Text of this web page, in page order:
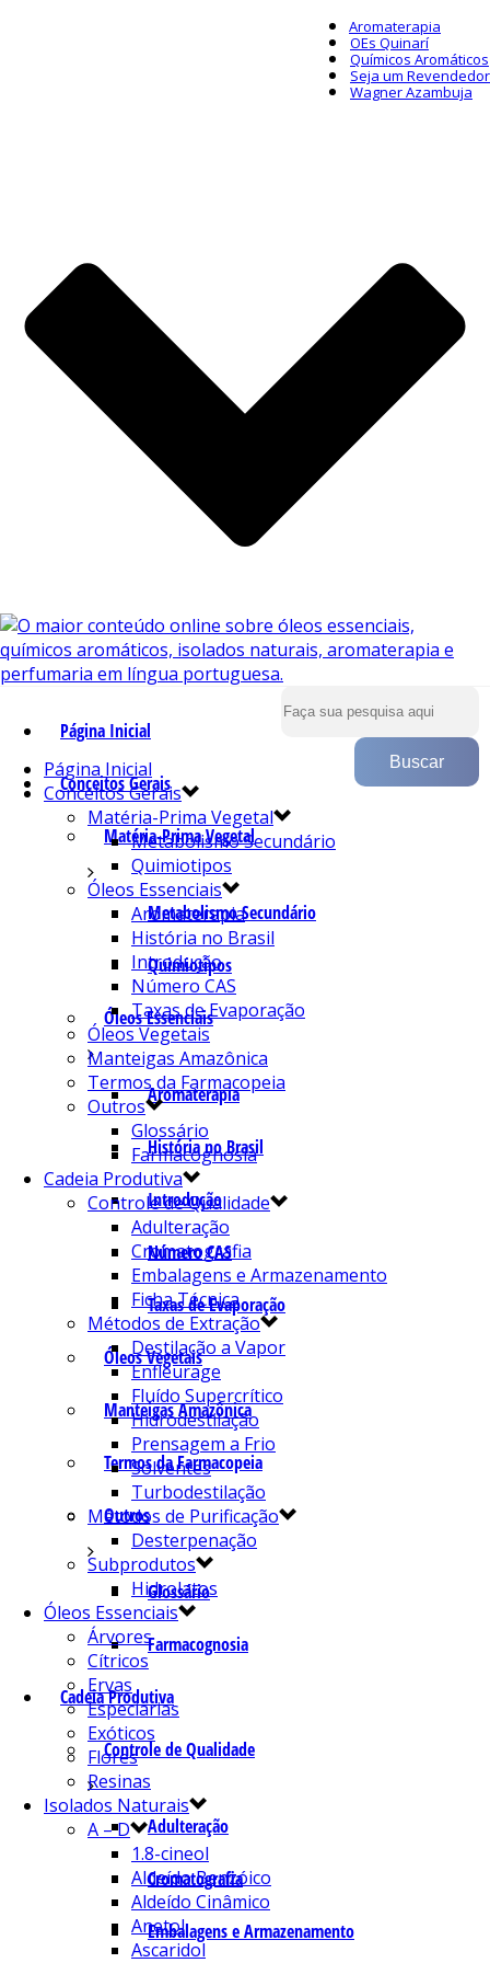
Aromaterapia
OEs Quinarí
Químicos Aromáticos
Seja um Revendedor
Wagner Azambuja
Página Inicial
Conceitos Gerais
Matéria-Prima Vegetal
Metabolismo Secundário
Quimiotipos
Óleos Essenciais
Aromaterapia
História no Brasil
Introdução
Número CAS
Taxas de Evaporação
Óleos Vegetais
Manteigas Amazônica
Termos da Farmacopeia
Outros
Glossário
Farmacognosia
Cadeia Produtiva
Controle de Qualidade
Adulteração
Cromatografia
Embalagens e Armazenamento
Página Inicial
Conceitos Gerais
Matéria-Prima Vegetal
Metabolismo Secundário
Quimiotipos
Óleos Essenciais
Aromaterapia
História no Brasil
Introdução
Número CAS
Taxas de Evaporação
Óleos Vegetais
Manteigas Amazônica
Termos da Farmacopeia
Outros
Glossário
Farmacognosia
Cadeia Produtiva
Controle de Qualidade
Adulteração
Cromatografia
Embalagens e Armazenamento
Ficha Técnica
Métodos de Extração
Destilação a Vapor
Enfleurage
Fluído Supercrítico
Hidrodestilação
Prensagem a Frio
Solventes
Turbodestilação
Métodos de Purificação
Desterpenação
Subprodutos
Hidrolatos
Óleos Essenciais
Árvores
Cítricos
Ervas
Especiarias
Exóticos
Flores
Resinas
Isolados Naturais
A – D
1.8-cineol
Aldeído Benzóico
Aldeído Cinâmico
Anetol
Ascaridol